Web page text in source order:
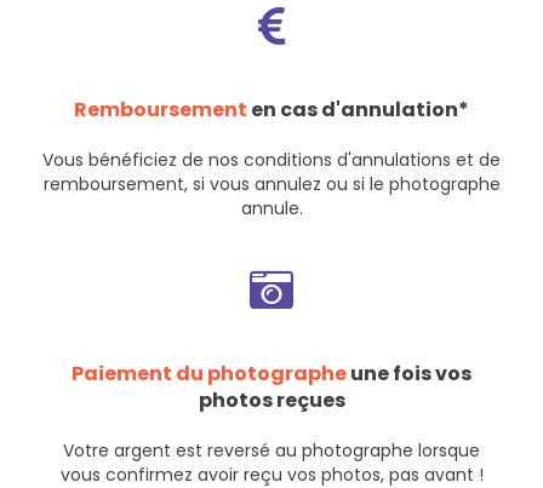
Remboursement en cas d'annulation*
Vous bénéficiez de nos conditions d'annulations et de
remboursement, si vous annulez ou si le photographe
annule.
Paiement du photographeune fois vos
photos reçues
Votre argent est reversé au photographe lorsque
vous confirmez avoir reçu vos photos, pas avant !